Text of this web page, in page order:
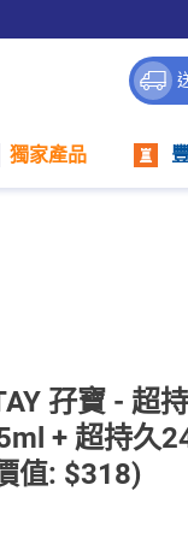
獨家產品
孖寶 - 超
+ 超持久
值: $318)